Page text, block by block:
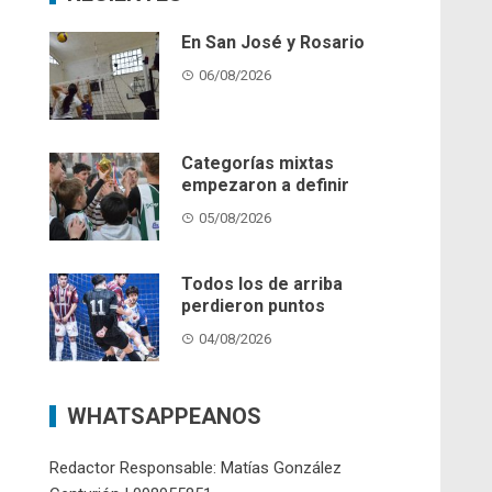
En San José y Rosario
06/08/2026
Categorías mixtas
empezaron a definir
05/08/2026
Todos los de arriba
perdieron puntos
04/08/2026
WHATSAPPEANOS
Redactor Responsable: Matías González